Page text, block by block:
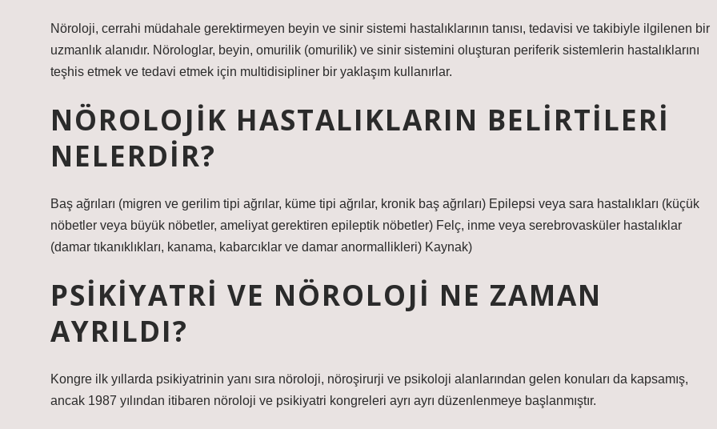
Nöroloji, cerrahi müdahale gerektirmeyen beyin ve sinir sistemi hastalıklarının tanısı, tedavisi ve takibiyle ilgilenen bir
uzmanlık alanıdır. Nörologlar, beyin, omurilik (omurilik) ve sinir sistemini oluşturan periferik sistemlerin hastalıklarını
teşhis etmek ve tedavi etmek için multidisipliner bir yaklaşım kullanırlar.
NÖROLOJIK HASTALIKLARIN BELIRTILERI
NELERDIR?
Baş ağrıları (migren ve gerilim tipi ağrılar, küme tipi ağrılar, kronik baş ağrıları) Epilepsi veya sara hastalıkları (küçük
nöbetler veya büyük nöbetler, ameliyat gerektiren epileptik nöbetler) Felç, inme veya serebrovasküler hastalıklar
(damar tıkanıklıkları, kanama, kabarcıklar ve damar anormallikleri) Kaynak)
PSIKIYATRI VE NÖROLOJI NE ZAMAN
AYRILDI?
Kongre ilk yıllarda psikiyatrinin yanı sıra nöroloji, nöroşirurji ve psikoloji alanlarından gelen konuları da kapsamış,
ancak 1987 yılından itibaren nöroloji ve psikiyatri kongreleri ayrı ayrı düzenlenmeye başlanmıştır.